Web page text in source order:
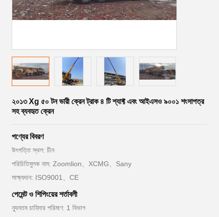
২০১৩ Xg ৫০ টন ভারী ক্রেন ট্রাক ৪ টি শ্যাফ্ট এবং আইএসও ৯০০১ শংসাপত্র
সহ ব্যবহৃত ক্রেন
পণ্যের বিবরণ
উৎপত্তি স্থল: চীন
পরিচিতিমুলক নাম: Zoomlion、XCMG、Sany
সাক্ষ্যদান: ISO9001、CE
পেমেন্ট ও শিপিংয়ের শর্তাবলী
ন্যূনতম চাহিদার পরিমাণ: 1 বিভাগ